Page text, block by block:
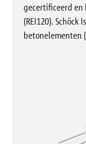
Digitale
gecertificeerd
(REI120).
betonelementen